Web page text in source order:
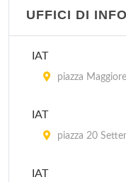
UFFICI DI
IAT
piazza
IAT
piazza 20
IAT